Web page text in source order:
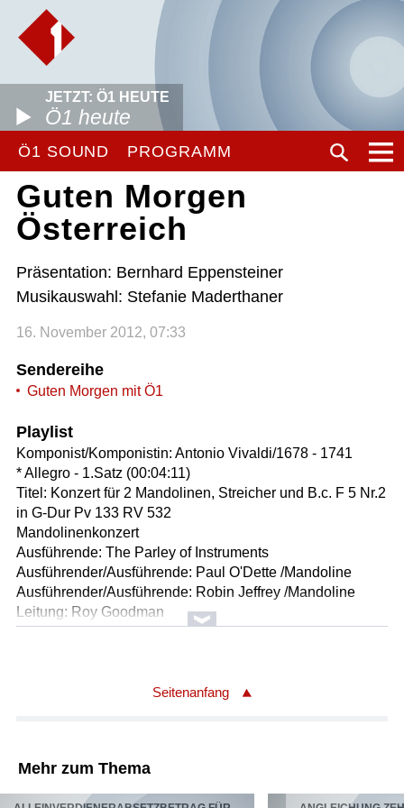
JETZT: Ö1 HEUTE
Ö1 heute
Ö1 SOUND PROGRAMM
Guten Morgen
Österreich
Präsentation: Bernhard Eppensteiner
Musikauswahl: Stefanie Maderthaner
16. November 2012, 07:33
Sendereihe
Guten Morgen mit Ö1
Playlist
Komponist/Komponistin: Antonio Vivaldi/1678 - 1741
* Allegro - 1.Satz (00:04:11)
Titel: Konzert für 2 Mandolinen, Streicher und B.c. F 5 Nr.2
in G-Dur Pv 133 RV 532
Mandolinenkonzert
Ausführende: The Parley of Instruments
Ausführender/Ausführende: Paul O'Dette /Mandoline
Ausführender/Ausführende: Robin Jeffrey /Mandoline
Leitung: Roy Goodman
Leitung: Peter Holman
Cellokonzert
Solist/Solistin: Pieter Wispelwey /Violoncello
Seitenanfang
Mehr zum Thema